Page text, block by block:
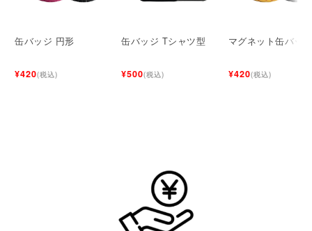
缶バッジ 円形
¥420(税込)
缶バッジ Tシャツ型
¥500(税込)
マグネット缶バッ
¥420(税込)